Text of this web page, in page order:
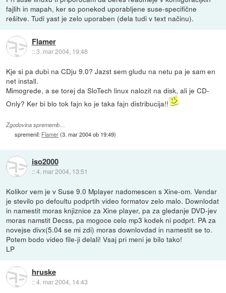
fajlih in mapah, ker so ponekod uporabljene suse-specifične
rešitve. Tudi yast je zelo uporaben (dela tudi v text načinu).
Flamer
::3. mar 2004, 19:48
Kje si pa dubi na CDju 9.0? Jazst sem gludu na netu pa je sam en
net install.
Mimogrede, a se torej da SloTech linux nalozit na disk, ali je CD-
Only? Ker bi blo tok fajn ko je taka fajn distribucija!!
Zgodovina sprememb…
spremenil: Flamer(3. mar 2004 ob 19:49)
iso2000
::4. mar 2004, 13:51
Kolikor vem je v Suse 9.0 Mplayer nadomescen s Xine-om. Vendar
je stevilo po defoultu podprtih video formatov zelo malo. Downlodat
in namestit moras knjiznice za Xine player, pa za gledanje DVD-jev
moras namstit Decss, pa mogoce celo mp3 kodek ni podprt. PA za
novejse divx(5.04 se mi zdi) moras downlovdad in namestit se to.
Potem bodo video file-ji delali! Vsaj pri meni je bilo tako!
LP
hruske
::4. mar 2004, 14:43